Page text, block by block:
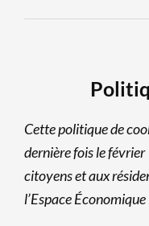
Cette politique de
dernière fois le
citoyens et aux
l’Espace
Consent
to
service
cleantalk-
Consent
to
service
elementor
Consent
to
service
wordpress
Consent
to
service
mailpoet
Consent
to
service
matomo
Consent
to
service
facebook
Consent
to
service
twitter
Consent
to
service
linkedin
Consent
to
service
divers